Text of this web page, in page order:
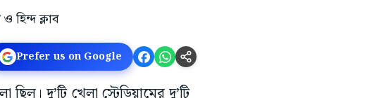
Prefer us on Google